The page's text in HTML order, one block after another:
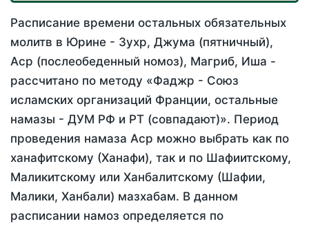
Расписание времени остальных обязательных
молитв в Юрине - Зухр, Джума (пятничный),
Аср (послеобеденный номоз), Магриб, Иша -
рассчитано по методу «Фаджр - Союз
исламских организаций Франции, остальные
намазы - ДУМ РФ и РТ (совпадают)». Период
проведения намаза Аср можно выбрать как по
ханафитскому (Ханафи), так и по Шафиитскому,
Маликитскому или Ханбалитскому (Шафии,
Малики, Ханбали) мазхабам. В данном
расписании намоз определяется по